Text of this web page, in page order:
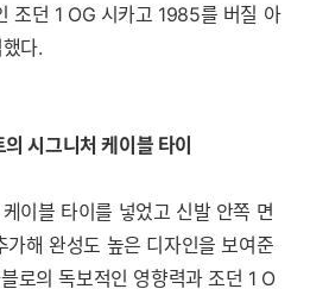
조던 1 OG 시카고 1985를 버질 아
다.
시그니처 케이블 타이
이블 타이를 넣었고 신발 안쪽 면
가해 완성도 높은 디자인을 보여준
로의 독보적인 영향력과 조던 1 O